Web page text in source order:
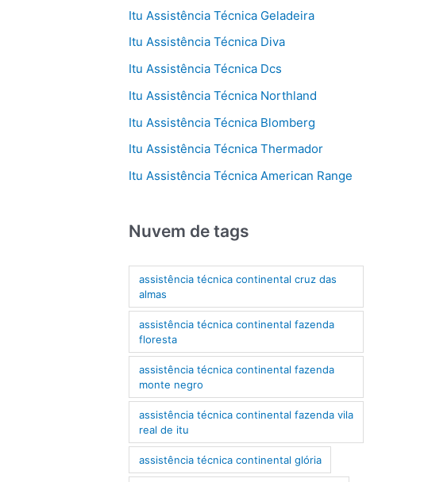
Itu Assistência Técnica Geladeira
Itu Assistência Técnica Diva
Itu Assistência Técnica Dcs
Itu Assistência Técnica Northland
Itu Assistência Técnica Blomberg
Itu Assistência Técnica Thermador
Itu Assistência Técnica American Range
Nuvem de tags
assistência técnica continental cruz das
almas
assistência técnica continental fazenda
floresta
assistência técnica continental fazenda
monte negro
assistência técnica continental fazenda vila
real de itu
assistência técnica continental glória